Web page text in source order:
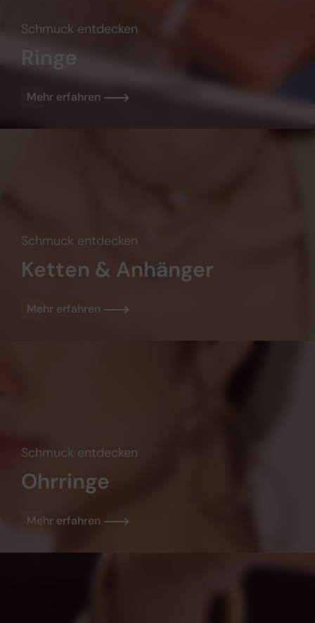
Schmuck entdecken
Ringe
Mehr erfahren
Schmuck entdecken
Ketten & Anhänger
Mehr erfahren
Schmuck entdecken
Ohrringe
Mehr erfahren